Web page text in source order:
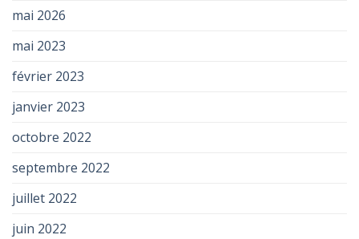
mai 2026
mai 2023
février 2023
janvier 2023
octobre 2022
septembre 2022
juillet 2022
juin 2022